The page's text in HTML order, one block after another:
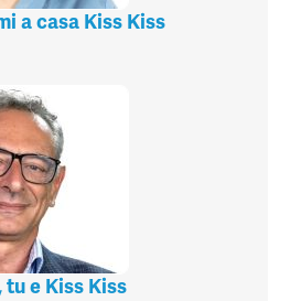
a casa Kiss Kiss
tu e Kiss Kiss